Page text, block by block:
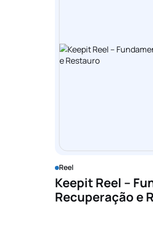
Reel
Keepit Reel –
Recuperação e